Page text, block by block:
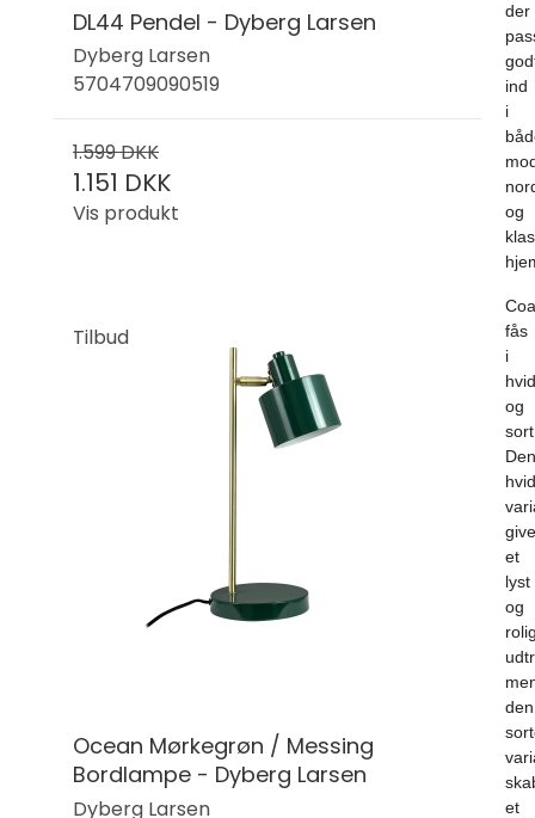
DL44 Pendel - Dyberg Larsen
Dyberg Larsen
5704709090519
1.599 DKK
1.151 DKK
Vis produkt
Tilbud
Ocean Mørkegrøn / Messing
Bordlampe - Dyberg Larsen
Dyberg Larsen
der
ind
i
og
fås
i
hvid
og
Den
et
lyst
og
den
et